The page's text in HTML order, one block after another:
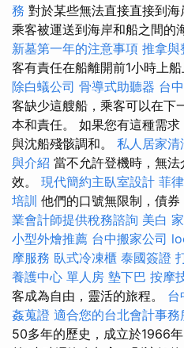
務 對於某些無法直接直接到海
乘客被運送到海岸和船之間的
新墓第一年的注意事項 推拿與
客有責任在船離開前1小時上船
除白蟻公司 骨導式助聽器 台
客缺少這艘船，乘客可以在下
本和責任。 如果您有這種需
與沈船殘骸調和。 私人居家清
與介紹 當不允許登機時，無
效。 現代簡約主臥室設計 菲
培訓 他們的口號無限制，債券
業會計師提供稅務諮詢 美白
小型外燴推薦 台中搬家公司
摩服務 臥式冷凍櫃 泰國簽證
養護中心 單人房 墊下巴 按摩
客成為自由，靈活的旅程。 台
姦蒐證 適合您的台北會計事務
50多年的歷史，成立於1966